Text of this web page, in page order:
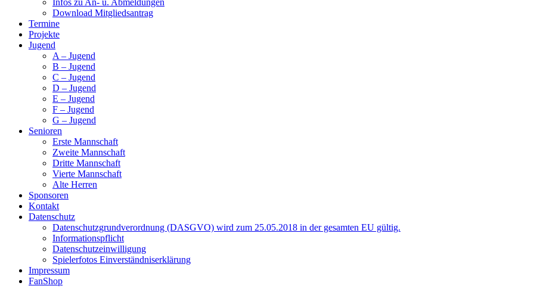
Infos zu An- u. Abmeldungen
Download Mitgliedsantrag
Termine
Projekte
Jugend
A – Jugend
B – Jugend
C – Jugend
D – Jugend
E – Jugend
F – Jugend
G – Jugend
Senioren
Erste Mannschaft
Zweite Mannschaft
Dritte Mannschaft
Vierte Mannschaft
Alte Herren
Sponsoren
Kontakt
Datenschutz
Datenschutzgrundverordnung (DASGVO) wird zum 25.05.2018 in der gesamten EU gültig.
Informationspflicht
Datenschutzeinwilligung
Spielerfotos Einverständniserklärung
Impressum
FanShop